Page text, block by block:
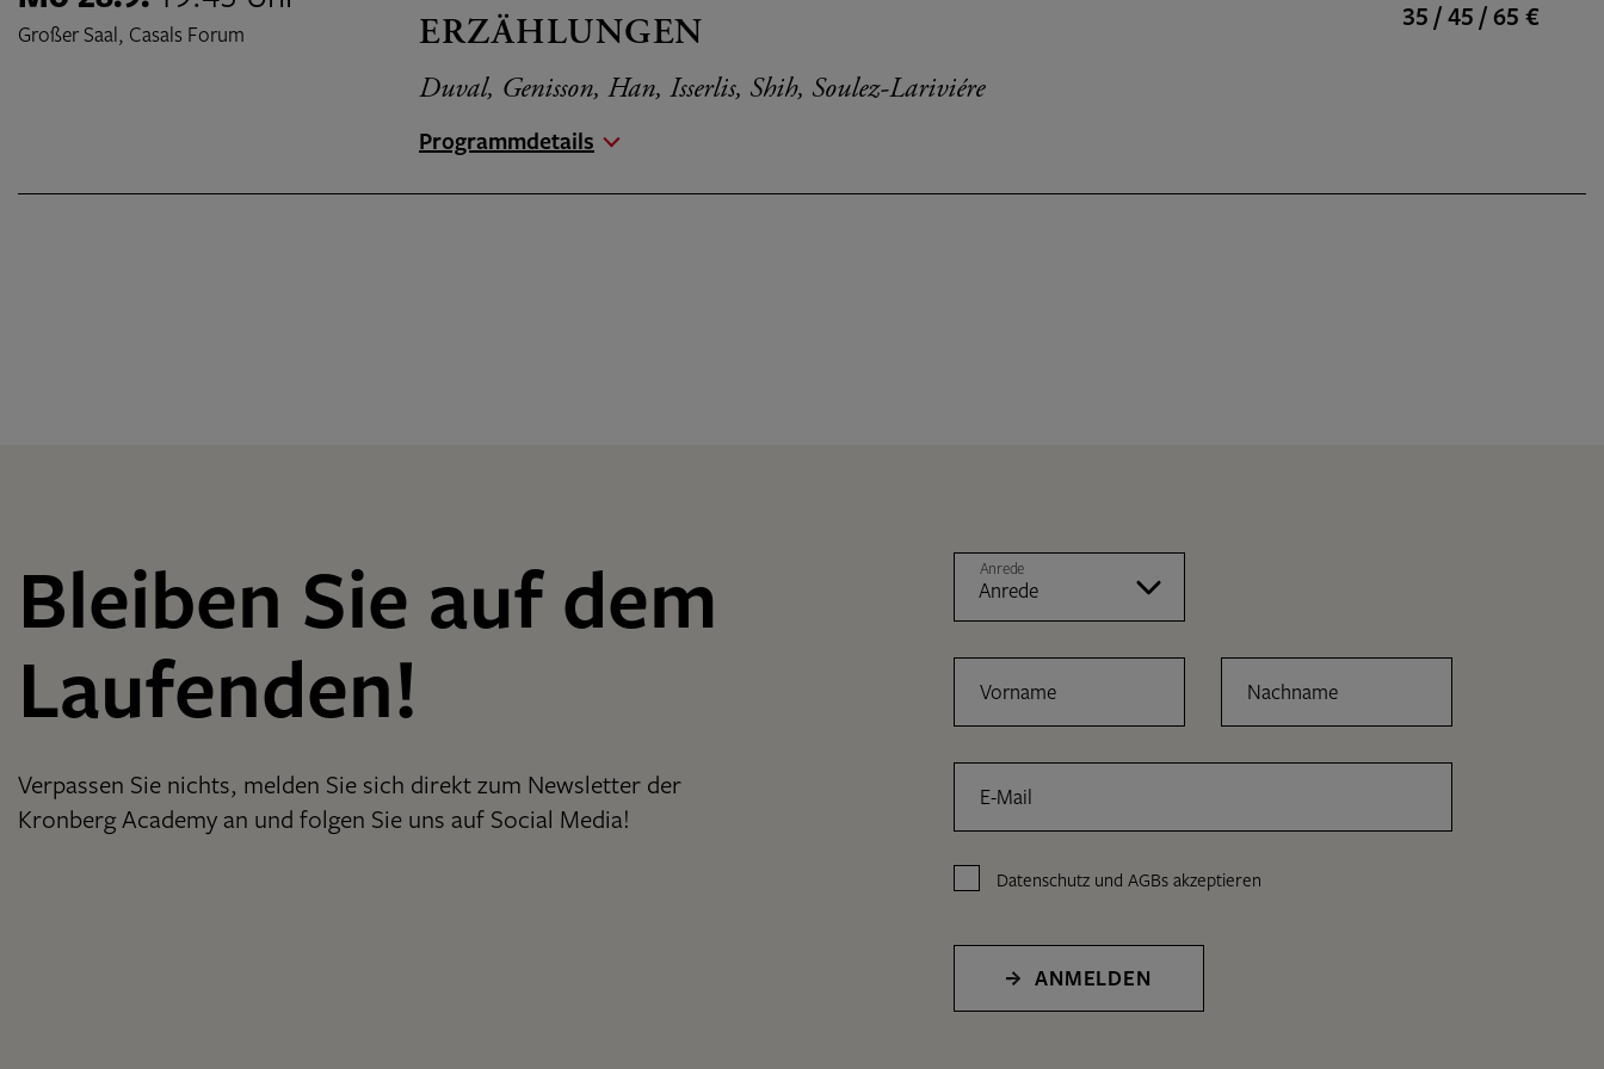
Großer Saal, Casals Forum ERZÄHLUNGEN
Duval, Genisson, Han, Isserlis, Shih, Soulez-Lariviére
Programmdetails
35 / 45 / 65 €
Bleiben Sie auf dem
Laufenden!
Verpassen Sie nichts, melden Sie sich direkt zum Newsletter der
Kronberg Academy an und folgen Sie uns auf Social Media!
Anrede
Vorname Nachname
E-Mail
Datenschutz undAGBs akzeptieren
ANMELDEN